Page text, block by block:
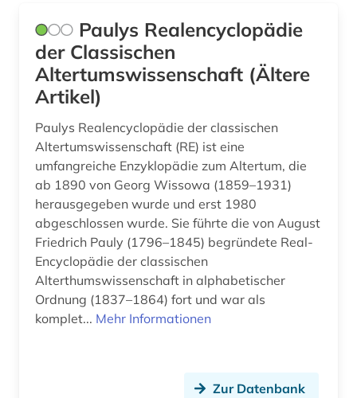
Paulys Realencyclopädie
der Classischen
Altertumswissenschaft (Ältere
Artikel)
Paulys Realencyclopädie der classischen
Altertumswissenschaft (RE) ist eine
umfangreiche Enzyklopädie zum Altertum, die
ab 1890 von Georg Wissowa (1859–1931)
herausgegeben wurde und erst 1980
abgeschlossen wurde. Sie führte die von August
Friedrich Pauly (1796–1845) begründete Real-
Encyclopädie der classischen
Alterthumswissenschaft in alphabetischer
Ordnung (1837–1864) fort und war als
komplet... Mehr Informationen
Zur Datenbank